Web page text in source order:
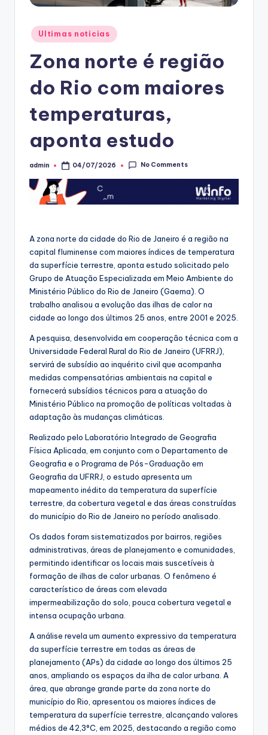
Posted
in
Ultimas noticias
Zona norte é região
do Rio com maiores
temperaturas,
aponta estudo
Posted
admin 04/07/2026 No Comments
A zona norte da cidade do Rio de Janeiro é a região na
capital fluminense com maiores índices de temperatura
da superfície terrestre, aponta estudo solicitado pelo
Grupo de Atuação Especializada em Meio Ambiente do
Ministério Público do Rio de Janeiro (Gaema). O
trabalho analisou a evolução das ilhas de calor na
cidade ao longo dos últimos 25 anos, entre 2001 e 2025.
A pesquisa, desenvolvida em cooperação técnica com a
Universidade Federal Rural do Rio de Janeiro (UFRRJ),
servirá de subsídio ao inquérito civil que acompanha
medidas compensatórias ambientais na capital e
fornecerá subsídios técnicos para a atuação do
Ministério Público na promoção de políticas voltadas à
adaptação às mudanças climáticas.
Realizado pelo Laboratório Integrado de Geografia
Física Aplicada, em conjunto com o Departamento de
Geografia e o Programa de Pós-Graduação em
Geografia da UFRRJ, o estudo apresenta um
mapeamento inédito da temperatura da superfície
terrestre, da cobertura vegetal e das áreas construídas
do município do Rio de Janeiro no período analisado.
Os dados foram sistematizados por bairros, regiões
administrativas, áreas de planejamento e comunidades,
permitindo identificar os locais mais suscetíveis à
formação de ilhas de calor urbanas. O fenômeno é
característico de áreas com elevada
impermeabilização do solo, pouca cobertura vegetal e
intensa ocupação urbana.
A análise revela um aumento expressivo da temperatura
da superfície terrestre em todas as áreas de
planejamento (APs) da cidade ao longo dos últimos 25
anos, ampliando os espaços da ilha de calor urbana. A
área, que abrange grande parte da zona norte do
município do Rio, apresentou os maiores índices de
temperatura da superfície terrestre, alcançando valores
médios de 42,3°C, em 2025, destacando a região como